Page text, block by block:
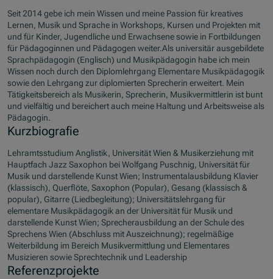
Seit 2014 gebe ich mein Wissen und meine Passion für kreatives
Lernen, Musik und Sprache in Workshops, Kursen und Projekten mit
und für Kinder, Jugendliche und Erwachsene sowie in Fortbildungen
für Pädagoginnen und Pädagogen weiter.Als universitär ausgebildete
Sprachpädagogin (Englisch) und Musikpädagogin habe ich mein
Wissen noch durch den Diplomlehrgang Elementare Musikpädagogik
sowie den Lehrgang zur diplomierten Sprecherin erweitert. Mein
Tätigkeitsbereich als Musikerin, Sprecherin, Musikvermittlerin ist bunt
und vielfältig und bereichert auch meine Haltung und Arbeitsweise als
Pädagogin.
Kurzbiografie
Lehramtsstudium Anglistik, Universität Wien & Musikerziehung mit
Hauptfach Jazz Saxophon bei Wolfgang Puschnig, Universität für
Musik und darstellende Kunst Wien; Instrumentalausbildung Klavier
(klassisch), Querflöte, Saxophon (Popular), Gesang (klassisch &
popular), Gitarre (Liedbegleitung); Universitätslehrgang für
elementare Musikpädagogik an der Universität für Musik und
darstellende Kunst Wien; Sprecherausbildung an der Schule des
Sprechens Wien (Abschluss mit Auszeichnung); regelmäßige
Weiterbildung im Bereich Musikvermittlung und Elementares
Musizieren sowie Sprechtechnik und Leadership
Referenzprojekte